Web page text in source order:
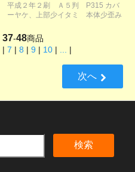
平成２年２刷 Ａ５判 P315 カバ
ーヤケ、上部少イタミ 本体少歪み
37-48商品
| 7 | 8 | 9 | 10 | ... |
次へ
検索